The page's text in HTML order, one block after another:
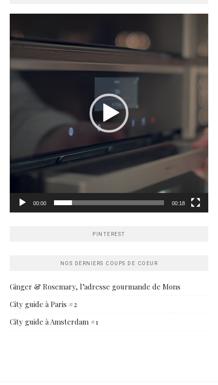
00:00 00:18
PINTEREST
NOS DERNIERS COUPS DE COEUR
Ginger & Rosemary, l’adresse gourmande de Mons
City guide à Paris #2
City guide à Amsterdam #1